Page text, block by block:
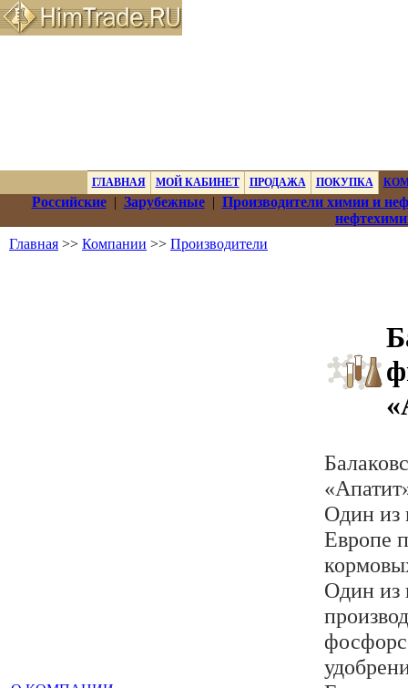
ГЛАВНАЯ МОЙ КАБИНЕТ ПРОДАЖА ПОКУПКА
Российские| Зарубежные| Производители химии и
Главная >> Компании >> Производители
Один из
Европе
Один из